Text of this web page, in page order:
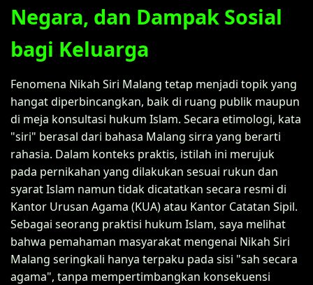
Negara, dan Dampak Sosial
bagi Keluarga
Fenomena Nikah Siri Malang tetap menjadi topik yang
hangat diperbincangkan, baik di ruang publik maupun
di meja konsultasi hukum Islam. Secara etimologi, kata
"siri" berasal dari bahasa Malang sirra yang berarti
rahasia. Dalam konteks praktis, istilah ini merujuk
pada pernikahan yang dilakukan sesuai rukun dan
syarat Islam namun tidak dicatatkan secara resmi di
Kantor Urusan Agama (KUA) atau Kantor Catatan Sipil.
Sebagai seorang praktisi hukum Islam, saya melihat
bahwa pemahaman masyarakat mengenai Nikah Siri
Malang seringkali hanya terpaku pada sisi "sah secara
agama", tanpa mempertimbangkan konsekuensi